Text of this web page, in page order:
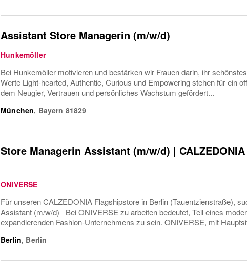
Assistant Store Managerin (m/w/d)
Hunkemöller
Bei Hunkemöller motivieren und bestärken wir Frauen darin, ihr
Werte Light-hearted, Authentic, Curious und Empowering stehen für ein
dem Neugier, Vertrauen und persönliches Wachstum gefördert...
München, Bayern 81829
Store Managerin Assistant (m/w/d) |
ONIVERSE
Für unseren CALZEDONIA Flagshipstore in Berlin (Tauentzienstraße),
Assistant (m/w/d) Bei ONIVERSE zu arbeiten bedeutet, Teil eines
expandierenden Fashion-Unternehmens zu sein. ONIVERSE, mit
Berlin, Berlin